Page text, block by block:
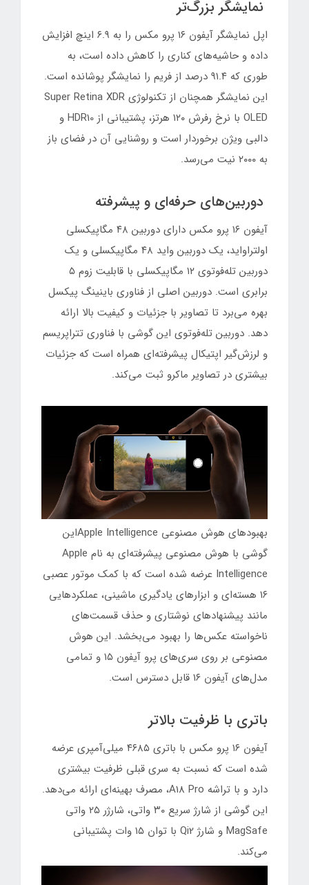
نمایشگر بزرگ‌تر
اپل نمایشگر آیفون ۱۶ پرو مکس را به ۶.۹ اینچ افزایش
داده و حاشیه‌های کناری را کاهش داده است، به
طوری که ۹۱.۴ درصد از فریم را نمایشگر پوشانده است.
این نمایشگر همچنان از تکنولوژی Super Retina XDR
OLED با نرخ رفرش ۱۲۰ هرتز، پشتیبانی از HDR10 و
دالبی ویژن برخوردار است و روشنایی آن در فضای باز
به ۲۰۰۰ نیت می‌رسد.
دوربین‌های حرفه‌ای و پیشرفته
آیفون ۱۶ پرو مکس دارای دوربین ۴۸ مگاپیکسلی
اولتراواید، یک دوربین واید ۴۸ مگاپیکسلی و یک
دوربین تله‌فوتوی ۱۲ مگاپیکسلی با قابلیت زوم ۵
برابری است. دوربین اصلی از فناوری باینینگ پیکسل
بهره می‌برد تا تصاویر با جزئیات و کیفیت بالا ارائه
دهد. دوربین تله‌فوتوی این گوشی با فناوری تتراپریسم
و لرزش‌گیر اپتیکال پیشرفته‌ای همراه است که جزئیات
بیشتری در تصاویر ماکرو ثبت می‌کند.
بهبودهای هوش مصنوعی Apple Intelligenceاین
گوشی با هوش مصنوعی پیشرفته‌ای به نام Apple
Intelligence عرضه شده است که با کمک موتور عصبی
۱۶ هسته‌ای و ابزارهای یادگیری ماشینی، عملکردهایی
مانند پیشنهادهای نوشتاری و حذف قسمت‌های
ناخواسته عکس‌ها را بهبود می‌بخشد. این هوش
مصنوعی بر روی سری‌های پرو آیفون ۱۵ و تمامی
مدل‌های آیفون ۱۶ قابل دسترس است.
باتری با ظرفیت بالاتر
آیفون ۱۶ پرو مکس با باتری ۴۶۸۵ میلی‌آمپری عرضه
شده است که نسبت به سری قبلی ظرفیت بیشتری
دارد و با تراشه A18 Pro، مصرف بهینه‌ای ارائه می‌دهد.
این گوشی از شارژ سریع ۳۰ واتی، شارژر ۲۵ واتی
MagSafe و شارژ Qi2 با توان ۱۵ وات پشتیبانی
می‌کند.